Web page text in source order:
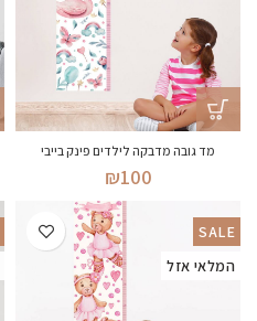
מד גובה מדבקה לילדים פינק בייבי
₪100
SALE
המלאי אזל